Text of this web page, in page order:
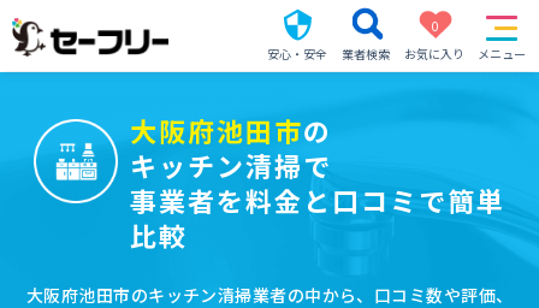
安心・安全 業者検索
0
お気に入り
メニュー
大阪府池田市の
キッチン清掃で
事業者を料金と口コミで簡単
比較
大阪府池田市のキッチン清掃業者の中から、口コミ数や評価、